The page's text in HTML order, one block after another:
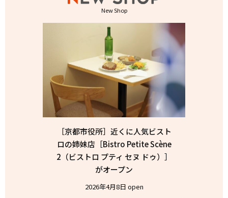
New Shop
［京都市役所］近くに人気ビスト
ロの姉妹店［Bistro Petite Scène
2（ビストロ プティ セヌ ドゥ）］
がオープン
2026年4月8日 open